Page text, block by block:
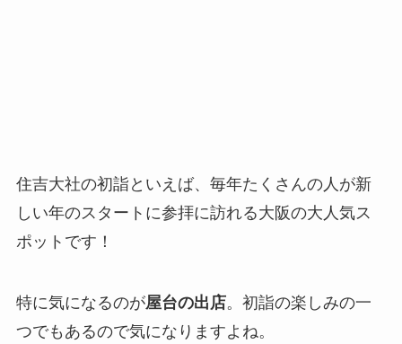
住吉大社の初詣といえば、毎年たくさんの人が新
しい年のスタートに参拝に訪れる大阪の大人気ス
ポットです！
特に気になるのが屋台の出店。初詣の楽しみの一
つでもあるので気になりますよね。